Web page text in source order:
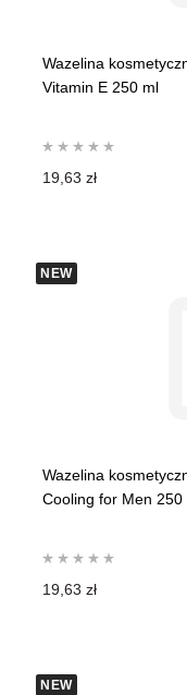
Wazelina
Vitamin E 250 ml
19,63 zł
NEW
Wazelina
Cooling for Men 250
19,63 zł
NEW